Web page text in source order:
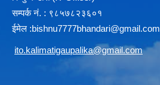
सम्पर्क न‌ं. : ९८५७८२३६०१
ईमेल :bishnu7777bhandari@gmail.com
ito.kalimatigaupalika@gmail.com